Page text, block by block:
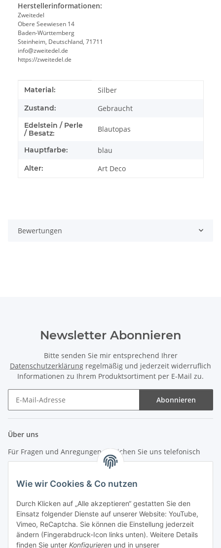
Wie wir Cookies & Co nutzen
Durch Klicken auf „Alle akzeptieren“ gestatten Sie den
Einsatz folgender Dienste auf unserer Website: YouTube,
Vimeo, ReCaptcha. Sie können die Einstellung jederzeit
ändern (Fingerabdruck-Icon links unten). Weitere Details
finden Sie unter Konfigurieren und in unserer
Herstellerinformationen:
Zweitedel
Obere Seewiesen 14
Baden-Württemberg
Steinheim, Deutschland, 71711
info@zweitedel.de
https://zweitedel.de
Produkteigenschaft
Wert
Material: Silber
Zustand: Gebraucht
Edelstein / Perle
/ Besatz:
Blautopas
Hauptfarbe: blau
Alter: Art Deco
Bewertungen
Newsletter Abonnieren
Bitte senden Sie mir entsprechend Ihrer
Datenschutzerklärung regelmäßig und jederzeit widerruflich
Informationen zu Ihrem Produktsortiment per E-Mail zu.
Abonnieren
Über uns
Für Fragen und Anregungen erreichen Sie uns telefonisch
info (at) zweitedel.de
Informationen
Gesetzliche Informationen